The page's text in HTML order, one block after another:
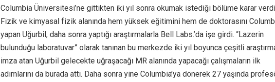
Columbia Üniversitesi’ne gittikten iki yıl sonra okumak istediği bölüme karar
Fizik ve kimyasal fizik alanında hem yüksek eğitimini hem de doktorasını
yapan Uğurbil, daha sonra yaptığı araştırmalarla Bell Labs.’da işe girdi. “Lazerin
bulunduğu laboratuvar” olarak tanınan bu merkezde iki yıl boyunca çeşitli
imza atan Uğurbil gelecekte uğraşacağı MR alanında yapacağı çalışmaların ilk
adımlarını da burada attı. Daha sonra yine Columbia’ya dönerek 27 yaşında